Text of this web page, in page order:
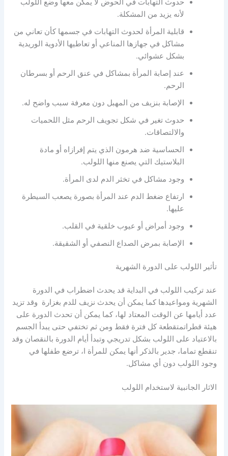
حدوث التهابات في الحوض لا يمكن معها وضع اللولب
لأنه يزيد من المشكلة.
قابلية المرأة لحدوث التهابات في جسمها كأن تعاني من
مشاكل في جهازها المناعي أو تعاطيها الأدوية الوريدية
بشكل عشوائي.
عند إصابة المرأة بمشاكل في عنق الرحم أو بسرطان
الرحم.
الإصابة بنزيف من المهبل دون معرفة سبب واضح له.
حدوث تغير في شكل تجويف الرحم مثل اللحميات
والالتصاقات.
الحساسية ضد هرمون الذي يتم إفرازاه أو مادة
البلاستيك التي يصنع منها اللولب.
وجود مشاكل في تخثر الدم لدى المرأة.
ارتفاع ضغط الدم عند المرأة بصورة يصعب السيطرة
عليها.
وجود أمراض أو عيوب خلقية في القلب.
الإصابة بمرض الصداع النصفي أو الشقيقة.
تأثير اللولب على الدورة الشهرية
عند تركيب اللولب في البداية قد يحدث اضطراب في الدورة
الشهرية ومواعيدها كما يمكن أن يحدث نزيف للدم بغزارة وقد تزيد
عدد أيامها عن الوقت المعتاد لها، كما يمكن أن تحدث الدورة على
هيئة قطراتمتقطعة كل فترة فقط ومن ثم تختفي حتى يبدأ الجسم
بالاعتياد على اللولب بشكل تدريجي وتبدأ أيام الدورة بالنقصان وقد
تنقطع تماما، جدير بالذكر أنها يمكن للمرأة ا، ترضع طفلها في
وجود اللولب دون أي مشاكل.
الاثار الجانبية لاستخدام اللولب